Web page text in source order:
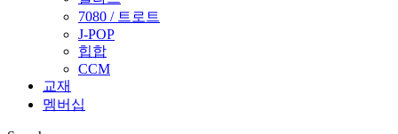
7080 / 트로트
J-POP
힙합
CCM
교재
멤버십